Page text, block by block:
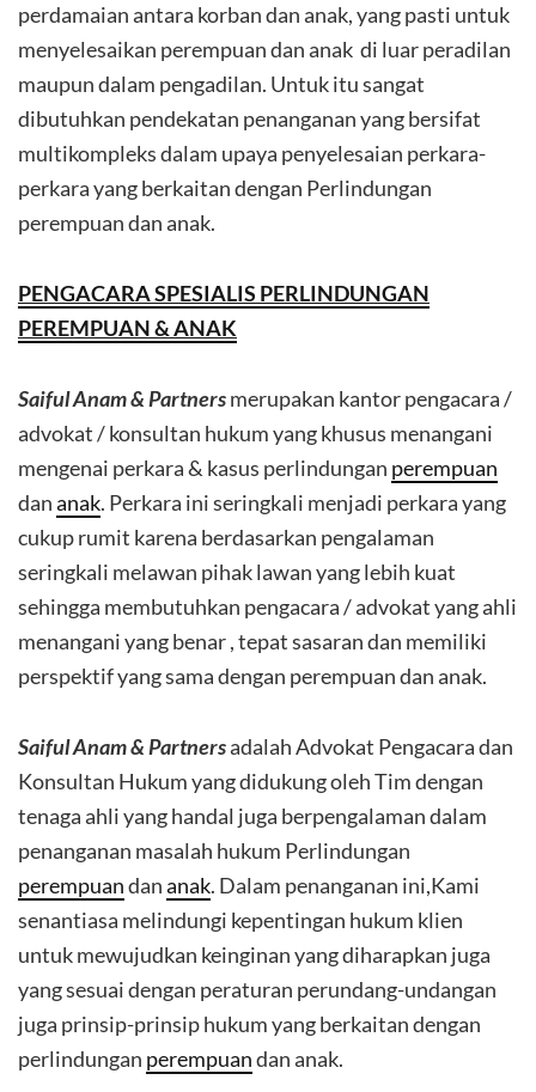
perdamaian antara korban dan anak, yang pasti untuk
menyelesaikan perempuan dan anak di luar peradilan
maupun dalam pengadilan. Untuk itu sangat
dibutuhkan pendekatan penanganan yang bersifat
multikompleks dalam upaya penyelesaian perkara-
perkara yang berkaitan dengan Perlindungan
perempuan dan anak.
PENGACARA SPESIALIS PERLINDUNGAN
PEREMPUAN & ANAK
Saiful Anam & Partnersmerupakan kantor pengacara /
advokat / konsultan hukum yang khusus menangani
mengenai perkara & kasus perlindungan perempuan
dananak. Perkara ini seringkali menjadi perkara yang
cukup rumit karena berdasarkan pengalaman
seringkali melawan pihak lawan yang lebih kuat
sehingga membutuhkan pengacara / advokat yang ahli
menangani yang benar , tepat sasaran dan memiliki
perspektif yang sama dengan perempuan dan anak.
Saiful Anam & Partnersadalah Advokat Pengacara dan
Konsultan Hukum yang didukung oleh Tim dengan
tenaga ahli yang handal juga berpengalaman dalam
penanganan masalah hukum Perlindungan
perempuandananak. Dalam penanganan ini,Kami
senantiasa melindungi kepentingan hukum klien
untuk mewujudkan keinginan yang diharapkan juga
yang sesuai dengan peraturan perundang-undangan
juga prinsip-prinsip hukum yang berkaitan dengan
perlindungan perempuandan anak.